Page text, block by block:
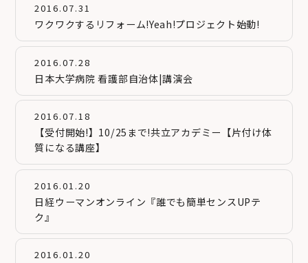
2016.07.31
ワクワクするリフォーム!Yeah!プロジェクト始動!
2016.07.28
日本大学病院 看護部自治体|講演会
2016.07.18
【受付開始!】10/25まで!共立アカデミー【片付け体
質になる講座】
2016.01.20
日経ウーマンオンライン『誰でも簡単センスUPテ
ク』
2016.01.20